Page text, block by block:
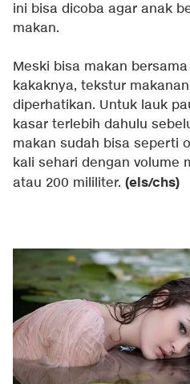
ini bisa dicoba agar anak
makan.
Meski bisa makan
kakaknya, tekstur
diperhatikan. Untuk lauk
kasar terlebih dahulu
makan sudah bisa seperti
kali sehari dengan volume
atau 200 mililiter. (els/chs)